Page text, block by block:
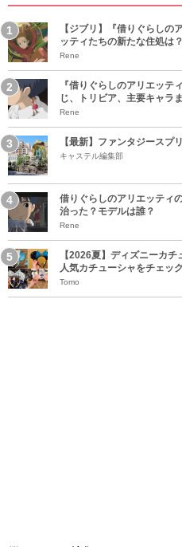
【ジブリ】『借りぐらしの
ッティたちの新たな住処は
Rene
『借りぐらしのアリエッテ
じ、トリビア、主要キャラ
Rene
【最新】ファンタジースプ
キャステル編集部
借りぐらしのアリエッティ
治った？モデルは誰？
Rene
【2026夏】ディズニーカ
人気カチューシャをチェック
Tomo